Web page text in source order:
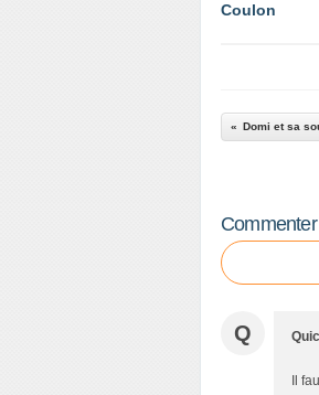
Coulon
Domi et sa
Q
Il